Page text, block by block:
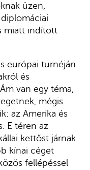
üzen,
miatt indított
európai turnéján
és
van egy téma,
mégis
az Amerika és
E téren az
kettőst járnak.
kínai céget
fellépéssel